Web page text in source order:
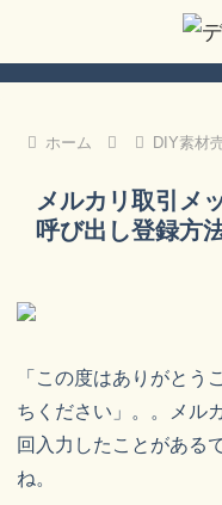
ホーム DIY素材
メルカリ取引メ
呼び出し登録方
「この度はありがとう
ちください」。。メル
回入力したことがある
ね。